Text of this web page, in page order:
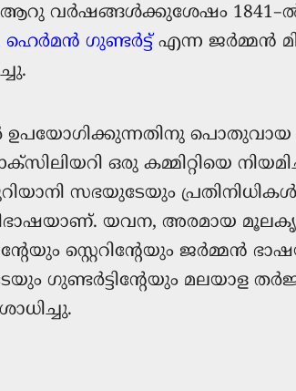
വര്‍ഷങ്ങള്‍ക്കുശേഷം
ഗുണ്ടര്‍ട്ട്എന്ന ജര്‍മ്മന്‍
ഉപയോഗിക്കുന്നതിനു പൊതുവായ
ഒരു കമ്മിറ്റിയെ
സഭയുടേയും പ്രതിനിധികൾ
യവന, അരമായ
സ്റ്റെറിന്റേയും ജർമ്മൻ
ഗുണ്ടർട്ടിന്റേയും മലയാള